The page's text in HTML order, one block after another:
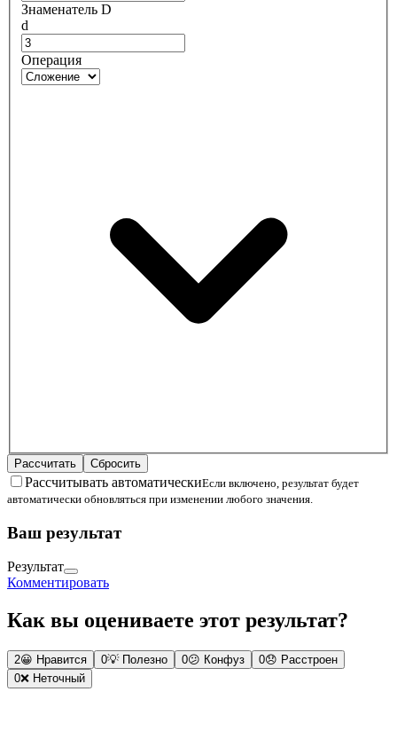
Знаменатель D
d
Операция
Рассчитать Сбросить
Рассчитывать автоматическиЕсли включено, результат будет
автоматически обновляться при изменении любого значения.
Ваш результат
Результат
Комментировать
Как вы оцениваете этот результат?
2😀 Нравится 0💡 Полезно 0😕 Конфуз 0😞 Расстроен
0❌ Неточный